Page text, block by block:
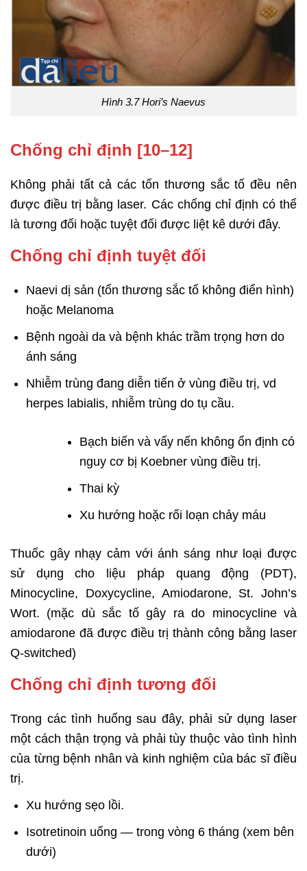
Hình 3.7 Hori’s Naevus
Chống chỉ định [10–12]
Không phải tất cả các tổn thương sắc tố đều nên
được điều trị bằng laser. Các chống chỉ định có thể
là tương đối hoặc tuyệt đối được liệt kê dưới đây.
Chống chỉ định tuyệt đối
Naevi dị sản (tổn thương sắc tố không điển hình)
hoặc Melanoma
Bệnh ngoài da và bệnh khác trầm trọng hơn do
ánh sáng
Nhiễm trùng đang diễn tiến ở vùng điều trị, vd
herpes labialis, nhiễm trùng do tụ cầu.
Bạch biến và vẩy nến không ổn định có
nguy cơ bị Koebner vùng điều trị.
Thai kỳ
Xu hướng hoặc rối loạn chảy máu
Thuốc gây nhạy cảm với ánh sáng như loại được
sử dụng cho liệu pháp quang động (PDT),
Minocycline, Doxycycline, Amiodarone, St. John’s
Wort. (mặc dù sắc tố gây ra do minocycline và
amiodarone đã được điều trị thành công bằng laser
Q-switched)
Chống chỉ định tương đối
Trong các tình huống sau đây, phải sử dụng laser
một cách thận trọng và phải tùy thuộc vào tình hình
của từng bệnh nhân và kinh nghiệm của bác sĩ điều
trị.
Xu hướng sẹo lồi.
Isotretinoin uống — trong vòng 6 tháng (xem bên
dưới)